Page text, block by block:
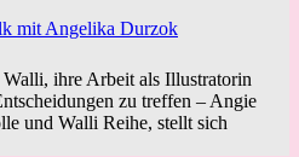
mit Angelika Durzok
ihre Arbeit als Illustratorin
zu treffen – Angie
und Walli Reihe, stellt sich